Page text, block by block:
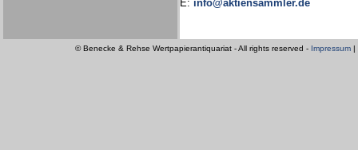
E: info@aktiensammler.de
© Benecke & Rehse Wertpapierantiquariat - All rights reserved - Impressum |